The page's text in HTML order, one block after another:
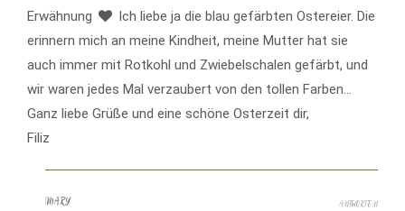
Erwähnung
Ich liebe ja die blau gefärbten Ostereier. Die
erinnern mich an meine Kindheit, meine Mutter hat sie
auch immer mit Rotkohl und Zwiebelschalen gefärbt, und
wir waren jedes Mal verzaubert von den tollen Farben…
Ganz liebe Grüße und eine schöne Osterzeit dir,
Filiz
MARY ANTWORTEN